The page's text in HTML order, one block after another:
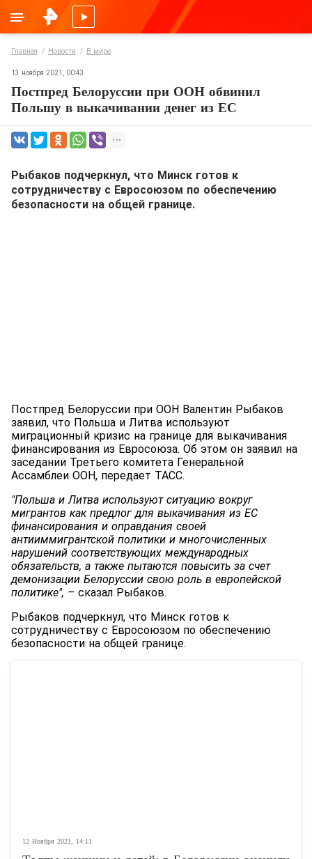
Главная Новости В мире
13 ноября 2021, 00:43
Постпред Белоруссии при ООН обвинил
Польшу в выкачивании денег из ЕС
Рыбаков подчеркнул, что Минск готов к
сотрудничеству с Евросоюзом по обеспечению
безопасности на общей границе.
Постпред Белоруссии при ООН Валентин Рыбаков
заявил, что Польша и Литва используют
миграционный кризис на границе для выкачивания
финансирования из Евросоюза. Об этом он заявил на
заседании Третьего комитета Генеральной
Ассамблеи ООН, передает ТАСС.
"Польша и Литва используют ситуацию вокруг
мигрантов как предлог для выкачивания из ЕС
финансирования и оправдания своей
антииммигрантской политики и многочисленных
нарушений соответствующих международных
обязательств, а также пытаются повысить за счет
демонизации Белоруссии свою роль в европейской
политике", – сказал Рыбаков.
Рыбаков подчеркнул, что Минск готов к
сотрудничеству с Евросоюзом по обеспечению
безопасности на общей границе.
12 Ноября 2021, 14:11